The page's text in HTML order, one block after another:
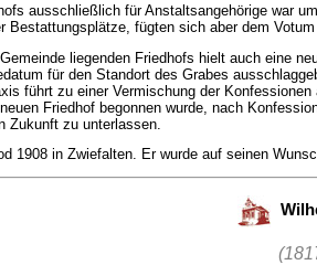
ausschließlich für Anstaltsangehörige war
Bestattungsplätze, fügten sich aber dem Votum
liegenden Friedhofs hielt auch eine
für den Standort des Grabes
führt zu einer Vermischung der
Friedhof begonnen wurde, nach
Zukunft zu unterlassen.
1908 in Zwiefalten. Er wurde auf seinen